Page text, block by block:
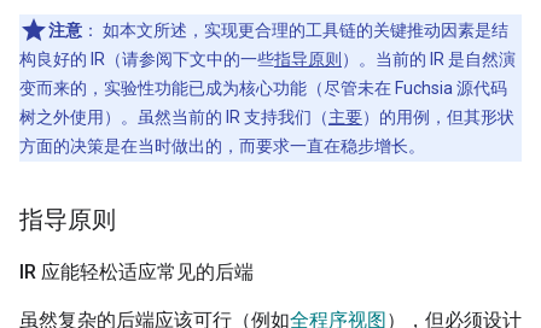
注意 ： 如本文所述，实现更合理的工具链的关键推动因素是结
构良好的 IR（请参阅下文中的一些指导原则 ）。当前的 IR 是自然演
变而来的，实验性功能已成为核心功能（尽管未在 Fuchsia 源代码
树之外使用）。虽然当前的 IR 支持我们（主要）的用例，但其形状
方面的决策是在当时做出的，而要求一直在稳步增长。
指导原则
IR 应能轻松适应常见的后端
虽然复杂的后端应该可行（例如全程序视图 ），但必须设计